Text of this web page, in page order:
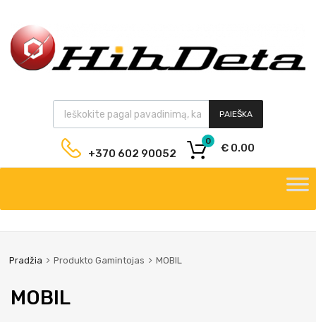
PAIEŠKA
+370 602 90052 € 0.00
0
Pradžia Produkto Gamintojas MOBIL
MOBIL